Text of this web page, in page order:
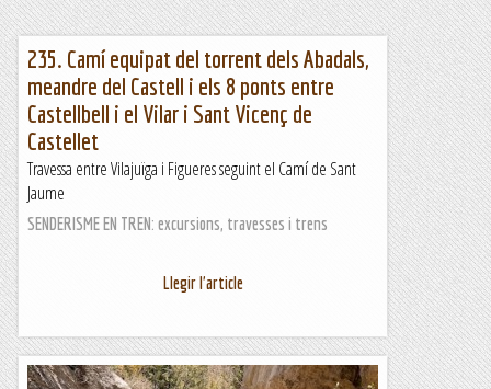
235. Camí equipat del torrent dels Abadals,
meandre del Castell i els 8 ponts entre
Castellbell i el Vilar i Sant Vicenç de
Castellet
Travessa entre Vilajuïga i Figueres seguint el Camí de Sant
Jaume
SENDERISME EN TREN: excursions, travesses i trens
Llegir l'article